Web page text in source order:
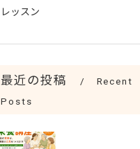
レッスン
最近の投稿
Recent
Posts